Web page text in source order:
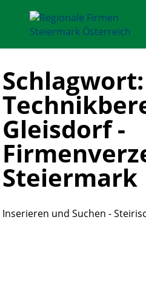
Schlagwort:
Gleisdorf -
Steiermark
Inserieren und Suchen -